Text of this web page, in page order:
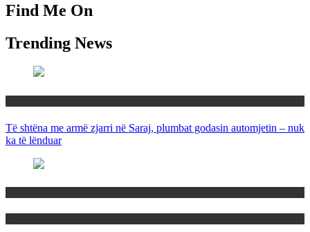
Find Me On
Trending News
Të shtëna me armë zjarri në Saraj, plumbat godasin automjetin – nuk
ka të lënduar